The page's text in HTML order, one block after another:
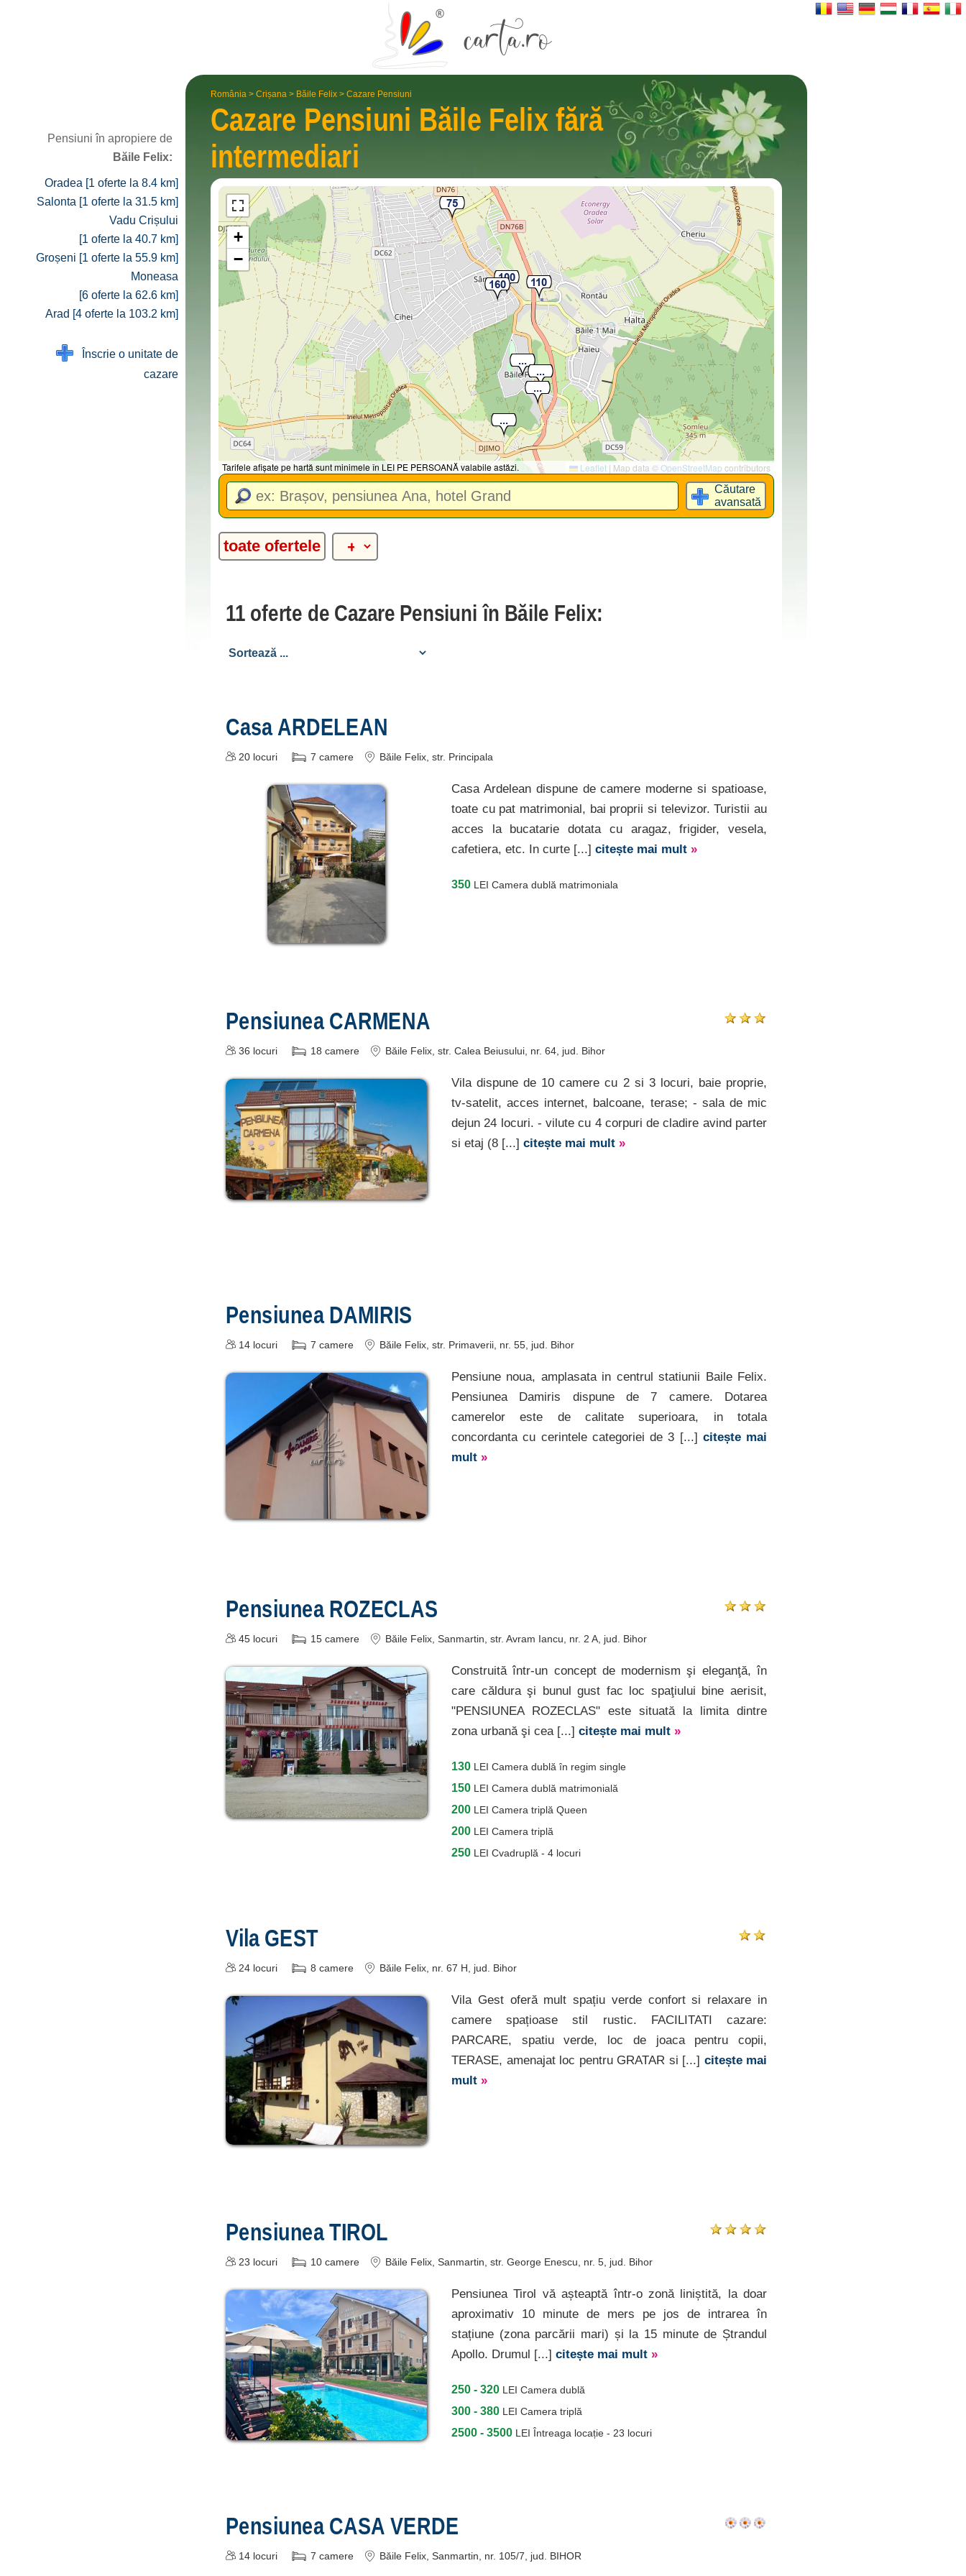
România > Crișana > Băile Felix > Cazare Pensiuni
Cazare Pensiuni Băile Felix fără
interme­diari
Tarifele afișate pe hartă sunt minimele în LEI PE PERSOANĂ valabile astăzi.
+
−
Leaflet | Map data ©OpenStreetMap contributors
Căutare
avansată
toate ofertele
11 oferte de Cazare Pensiuni în Băile Felix:
Casa ARDELEAN
20 locuri 7 camere Băile Felix , str. Principala
Casa Ardelean dispune de camere moderne si spatioase,
toate cu pat matrimonial, bai proprii si televizor. Turistii au
acces la bucatarie dotata cu aragaz, frigider, vesela,
cafetiera, etc. In curte [...] citește mai mult »
350 LEI Camera dublă matrimoniala
Pensiunea CARMENA
36 locuri 18 camere Băile Felix , str. Calea Beiusului, nr. 64 , jud. Bihor
Vila dispune de 10 camere cu 2 si 3 locuri, baie proprie,
tv-satelit, acces internet, balcoane, terase; - sala de mic
dejun 24 locuri. - vilute cu 4 corpuri de cladire avind parter
si etaj (8 [...] citește mai mult »
Pensiunea DAMIRIS
14 locuri 7 camere Băile Felix , str. Primaverii, nr. 55 , jud. Bihor
Pensiune noua, amplasata in centrul statiunii Baile Felix.
Pensiunea Damiris dispune de 7 camere. Dotarea
camerelor este de calitate superioara, in totala
concordanta cu cerintele categoriei de 3 [...] citește mai
mult »
Pensiunea ROZECLAS
45 locuri 15 camere Băile Felix , Sanmartin, str. Avram Iancu, nr. 2 A , jud. Bihor
Construită într-un concept de modernism şi eleganţă, în
care căldura şi bunul gust fac loc spaţiului bine aerisit,
"PENSIUNEA ROZECLAS" este situată la limita dintre
zona urbană şi cea [...] citește mai mult »
130 LEI Camera dublă în regim single
150 LEI Camera dublă matrimonială
200 LEI Camera triplă Queen
200 LEI Camera triplă
250 LEI Cvadruplă - 4 locuri
Vila GEST
24 locuri 8 camere Băile Felix , nr. 67 H , jud. Bihor
Vila Gest oferă mult spațiu verde confort si relaxare in
camere spațioase stil rustic. FACILITATI cazare:
PARCARE, spatiu verde, loc de joaca pentru copii,
TERASE, amenajat loc pentru GRATAR si [...] citește mai
mult »
Pensiunea TIROL
23 locuri 10 camere Băile Felix , Sanmartin, str. George Enescu, nr. 5 , jud. Bihor
Pensiunea Tirol vă așteaptă într-o zonă liniștită, la doar
aproximativ 10 minute de mers pe jos de intrarea în
stațiune (zona parcării mari) și la 15 minute de Ștrandul
Apollo. Drumul [...] citește mai mult »
250 - 320 LEI Camera dublă
300 - 380 LEI Camera triplă
2500 - 3500 LEI Întreaga locație - 23 locuri
Pensiunea CASA VERDE
14 locuri 7 camere Băile Felix , Sanmartin, nr. 105/7 , jud. BIHOR
Pensiuni în apropiere de
Băile Felix:
Oradea [1 oferte la 8.4 km]
Salonta [1 oferte la 31.5 km]
Vadu Crișului
[1 oferte la 40.7 km]
Groșeni [1 oferte la 55.9 km]
Moneasa
[6 oferte la 62.6 km]
Arad [4 oferte la 103.2 km]
Înscrie o unitate de
cazare